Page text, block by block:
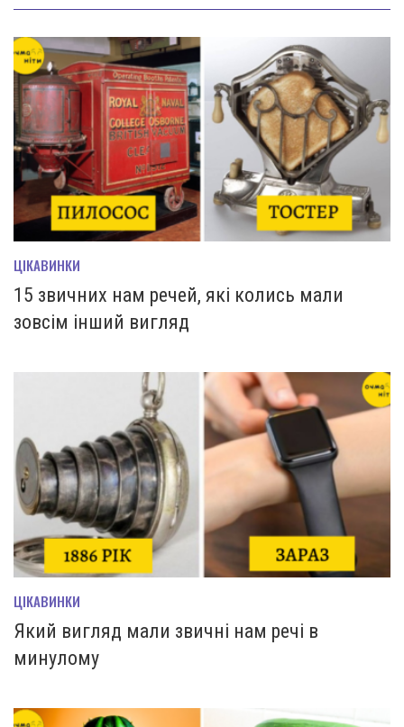
ЦІКАВИНКИ
15 звичних нам речей, які колись мали
зовсім інший вигляд
ЦІКАВИНКИ
Який вигляд мали звичні нам речі в
минулому